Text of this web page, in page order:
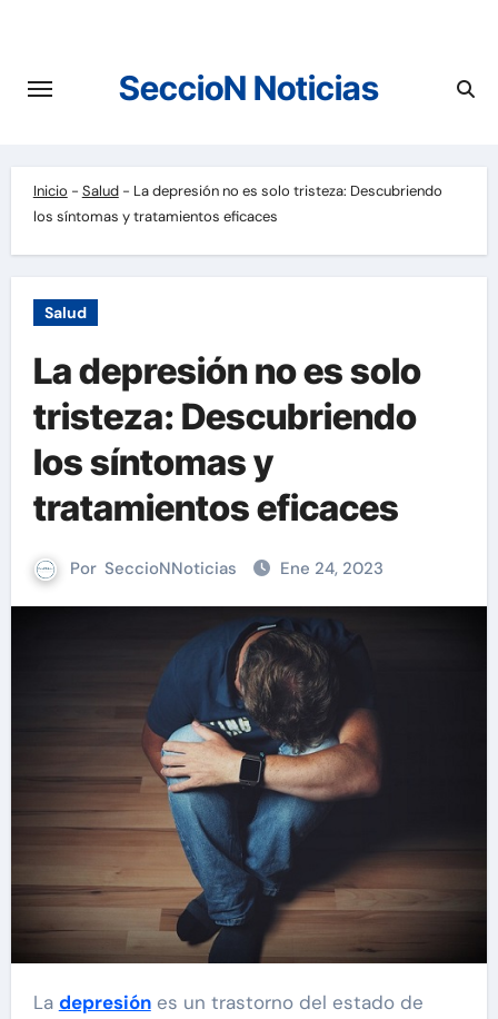
contenido
SeccioN Noticias
Inicio - Salud- La depresión no es solo tristeza: Descubriendo
los síntomas y tratamientos eficaces
Salud
La depresión no es solo
tristeza: Descubriendo
los síntomas y
tratamientos eficaces
Por SeccioNNoticias Ene 24, 2023
La depresiónes un trastorno del estado de